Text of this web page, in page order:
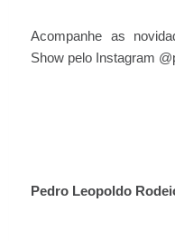
Acompanhe as
Show pelo Instagram
Pedro Leopoldo